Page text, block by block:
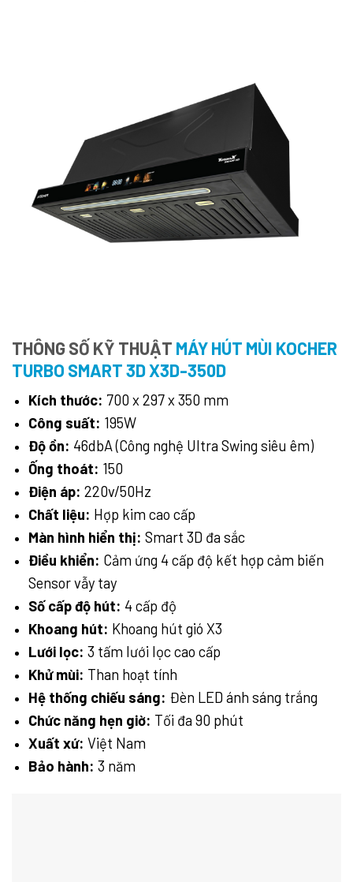
THÔNG SỐ KỸ THUẬT MÁY HÚT MÙI KOCHER
TURBO SMART 3D X3D-350D
Kích thước: 700 x 297 x 350 mm
Công suất: 195W
Độ ồn: 46dbA (Công nghệ Ultra Swing siêu êm)
Ống thoát: 150
Điện áp: 220v/50Hz
Chất liệu: Hợp kim cao cấp
Màn hình hiển thị: Smart 3D đa sắc
Điều khiển: Cảm ứng 4 cấp độ kết hợp cảm biến
Sensor vẫy tay
Số cấp độ hút: 4 cấp độ
Khoang hút: Khoang hút gió X3
Lưới lọc: 3 tấm lưới lọc cao cấp
Khử mùi: Than hoạt tính
Hệ thống chiếu sáng: Đèn LED ánh sáng trắng
Chức năng hẹn giờ: Tối đa 90 phút
Xuất xứ: Việt Nam
Bảo hành: 3 năm